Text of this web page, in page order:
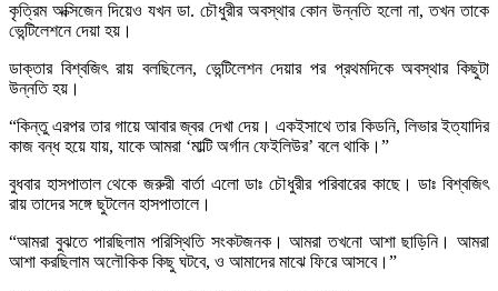
কৃত্রিম অক্সিজেন দিয়েও যখন ডা. চৌধুরীর অবস্থার কোন উন্নতি হলো না, তখন তাকে
ভেন্টিলেশনে দেয়া হয়।
ডাক্তার বিশ্বজিৎ রায় বলছিলেন, ভেন্টিলেশন দেয়ার পর প্রথমদিকে অবস্থার কিছুটা
উন্নতি হয়।
“কিন্তু এরপর তার গায়ে আবার জ্বর দেখা দেয়। একইসাথে তার কিডনি, লিভার ইত্যাদির
কাজ বন্ধ হয়ে যায়, যাকে আমরা ‘মাল্টি অর্গান ফেইলিউর’ বলে থাকি।”
বুধবার হাসপাতাল থেকে জরুরী বার্তা এলো ডাঃ চৌধুরীর পরিবারের কাছে। ডাঃ বিশ্বজিৎ
রায় তাদের সঙ্গে ছুটলেন হাসপাতালে।
“আমরা বুঝতে পারছিলাম পরিস্থিতি সংকটজনক। আমরা তখনো আশা ছাড়িনি। আমরা
আশা করছিলাম অলৌকিক কিছু ঘটবে, ও আমাদের মাঝে ফিরে আসবে।”